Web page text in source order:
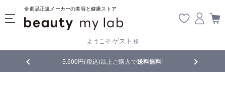
全商品正規メーカーの美容と健康ストア
ようこそ ゲスト 様
5,500円(税込)以上ご購入で送料無料! 【重要】